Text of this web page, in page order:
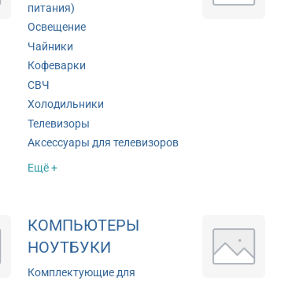
питания)
Освещение
Чайники
Кофеварки
СВЧ
Холодильники
Телевизоры
Аксессуары для телевизоров
Ещё +
КОМПЬЮТЕРЫ
НОУТБУКИ
Комплектующие для